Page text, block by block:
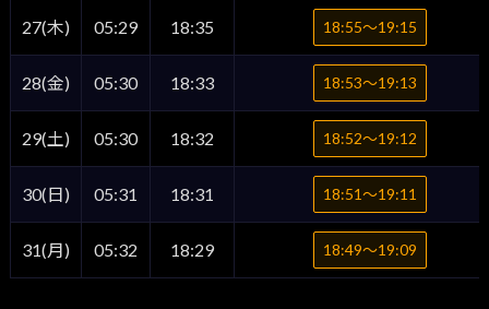
27(木) 05:29 18:35 18:55〜19:15
28(金) 05:30 18:33 18:53〜19:13
29(土) 05:30 18:32 18:52〜19:12
30(日) 05:31 18:31 18:51〜19:11
31(月) 05:32 18:29 18:49〜19:09